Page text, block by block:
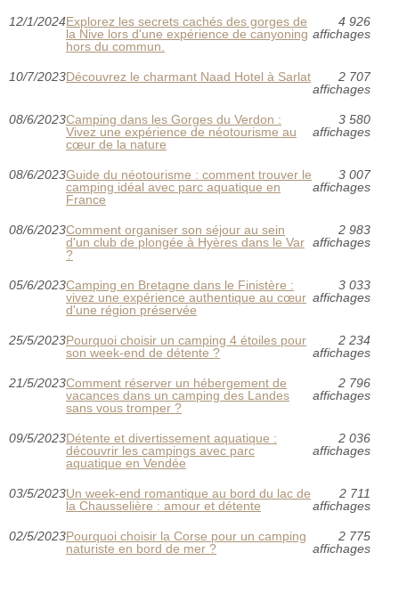
12/1/2024Explorez les secrets cachés des gorges de
la Nive lors d'une expérience de canyoning
hors du commun.
4 926
affichages
10/7/2023Découvrez le charmant Naad Hotel à Sarlat
2 707
affichages
08/6/2023Camping dans les Gorges du Verdon :
Vivez une expérience de néotourisme au
cœur de la nature
3 580
affichages
08/6/2023Guide du néotourisme : comment trouver le
camping idéal avec parc aquatique en
France
3 007
affichages
08/6/2023Comment organiser son séjour au sein
d'un club de plongée à Hyères dans le Var
?
2 983
affichages
05/6/2023Camping en Bretagne dans le Finistère :
vivez une expérience authentique au cœur
d'une région préservée
3 033
affichages
25/5/2023Pourquoi choisir un camping 4 étoiles pour
son week-end de détente ?
2 234
affichages
21/5/2023Comment réserver un hébergement de
vacances dans un camping des Landes
sans vous tromper ?
2 796
affichages
09/5/2023Détente et divertissement aquatique :
découvrir les campings avec parc
aquatique en Vendée
2 036
affichages
03/5/2023Un week-end romantique au bord du lac de
la Chausselière : amour et détente
2 711
affichages
02/5/2023Pourquoi choisir la Corse pour un camping
naturiste en bord de mer ?
2 775
affichages